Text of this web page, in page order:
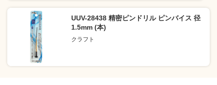
UUV-28438 精密ピンドリル ピンバイス 径
1.5mm (本)
クラフト